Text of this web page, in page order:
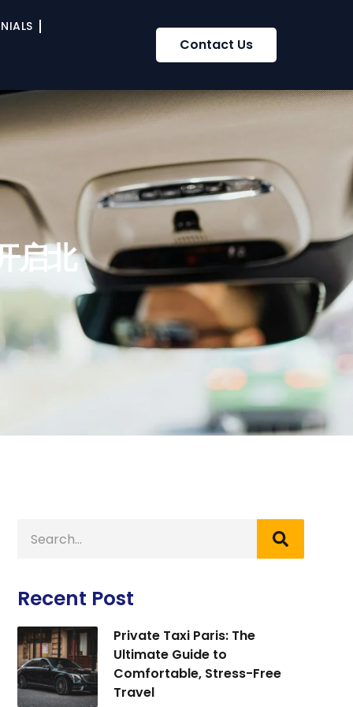
Contact Us
启北
Recent Post
Private Taxi Paris: The
Ultimate Guide to
Comfortable, Stress-Free
Travel